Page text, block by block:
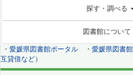
探す・調べる
図書館について
・ 愛媛県図書館ポータル ・ 愛媛県図書
互貸借など）